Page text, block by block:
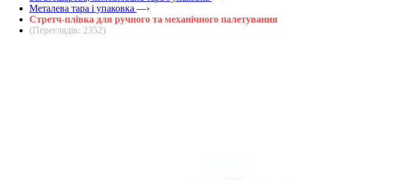
Металева тара і упаковка —›
Стретч-плівка для ручного та механічного палетування
(Переглядів: 2352)